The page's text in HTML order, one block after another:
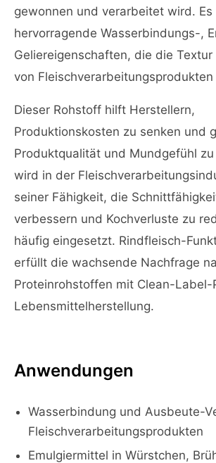
gewonnen und verarbeitet wird.
hervorragende Wasserbindungs-,
Geliereigenschaften, die die
von
Dieser Rohstoff hilft Herstellern,
Produktionskosten zu senken und
Produktqualität und Mundgefühl
wird in der
seiner Fähigkeit, die
verbessern und Kochverluste zu
häufig eingesetzt. Rindfleisch-
erfüllt die wachsende Nachfrage
Proteinrohstoffen mit Clean-Label-
Lebensmittelherstellung.
Anwendungen
Wasserbindung und Ausbeute-
Fleischverarbeitungsprodukten
Emulgiermittel in Würstchen,